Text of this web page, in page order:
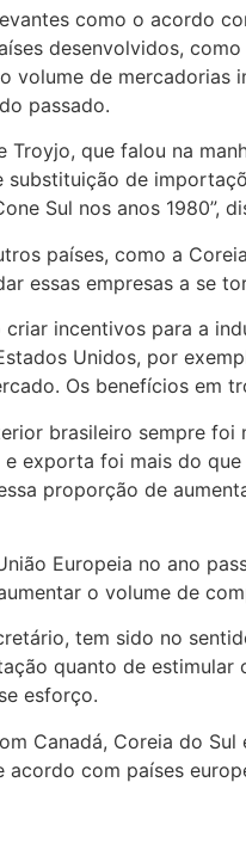
como o acordo
desenvolvidos,
volume de
passado.
Troyjo, que falou na
de
Sul nos anos 1980”,
países, como a
essas empresas a se
incentivos para a
Unidos, por
Os benefícios em
brasileiro sempre
exporta foi mais do
proporção de
Europeia no ano
o volume de
tem sido no
quanto de
esforço.
Canadá, Coreia do
com países